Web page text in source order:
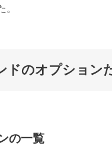
。
ドのオプション
の一覧